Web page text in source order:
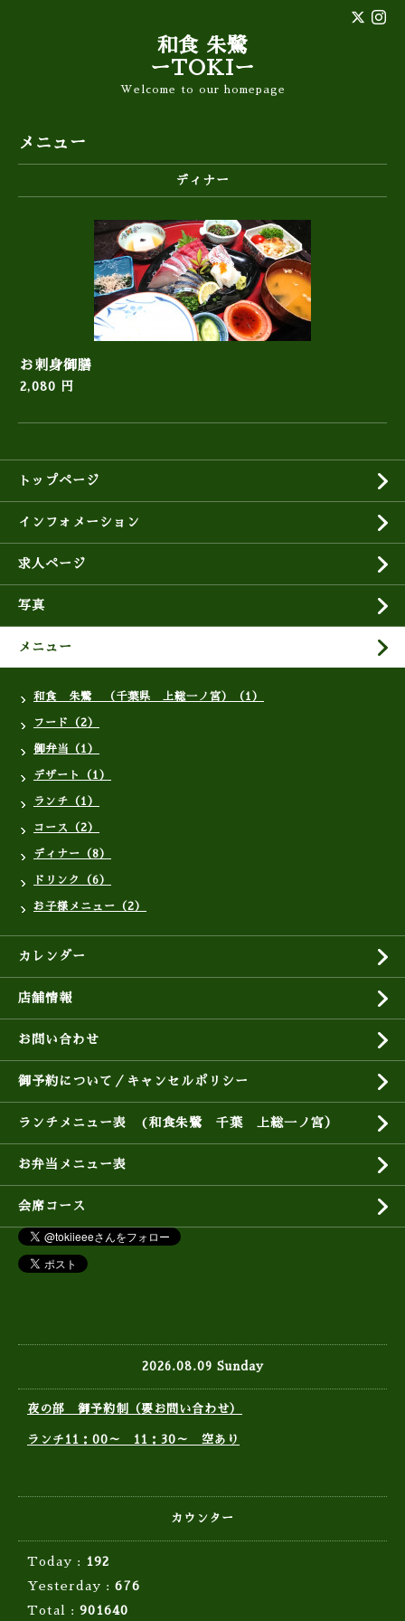
和食 朱鷺
ーTOKIー
Welcome to our homepage
メニュー
ディナー
お刺身御膳
2,080 円
トップページ
インフォメーション
求人ページ
写真
メニュー
和食 朱鷺 （千葉県 上総一ノ宮）（1）
フード（2）
御弁当（1）
デザート（1）
ランチ（1）
コース（2）
ディナー（8）
ドリンク（6）
お子様メニュー（2）
カレンダー
店舗情報
お問い合わせ
御予約について／キャンセルポリシー
ランチメニュー表 (和食朱鷺 千葉 上総一ノ宮）
お弁当メニュー表
会席コース
2026.08.09 Sunday
夜の部 御予約制（要お問い合わせ）
ランチ11：00～ 11：30～ 空あり
カウンター
Today :
192
Yesterday : 676
Total : 901640